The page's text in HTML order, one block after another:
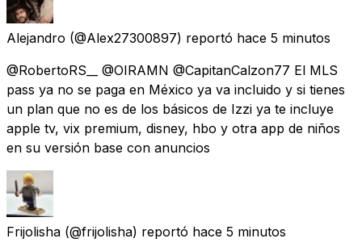
Alejandro (@Alex27300897) reportó hace 5 minutos
@RobertoRS__ @OIRAMN @CapitanCalzon77 El MLS
pass ya no se paga en México ya va incluido y si tienes
un plan que no es de los básicos de Izzi ya te incluye
apple tv, vix premium, disney, hbo y otra app de niños
en su versión base con anuncios
Frijolisha (@frijolisha) reportó hace 5 minutos